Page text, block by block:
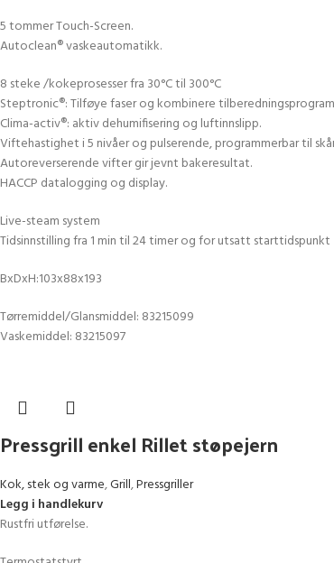
5 tommer Touch-Screen.
Autoclean® vaskeautomatikk.
8 steke /kokeprosesser fra 30°C til 300°C
Steptronic®: Tilføye faser og kombinere
Clima-activ®: aktiv dehumifisering og luftinnslipp.
Viftehastighet i 5 nivåer og pulserende, programmerbar til
Autoreverserende vifter gir jevnt bakeresultat.
HACCP datalogging og display.
Live-steam system
Tidsinnstilling fra 1 min til 24 timer og for utsatt starttidspunkt
BxDxH:103x88x193
Tørremiddel/Glansmiddel: 83215099
Vaskemiddel: 83215097
Pressgrill enkel Rillet støpejern
Kok, stek og varme,Grill,Pressgriller
Legg i handlekurv
Rustfri utførelse.